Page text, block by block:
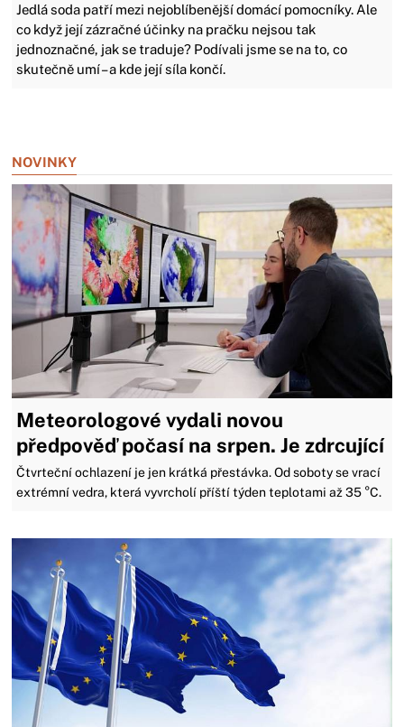
Jedlá soda patří mezi nejoblíbenější domácí pomocníky. Ale
co když její zázračné účinky na pračku nejsou tak
jednoznačné, jak se traduje? Podívali jsme se na to, co
skutečně umí – a kde její síla končí.
NOVINKY
Meteorologové vydali novou
předpověď počasí na srpen. Je zdrcující
Čtvrteční ochlazení je jen krátká přestávka. Od soboty se vrací
extrémní vedra, která vyvrcholí příští týden teplotami až 35 °C.